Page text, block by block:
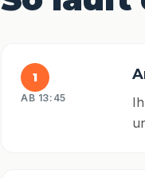
1
AB 13:45